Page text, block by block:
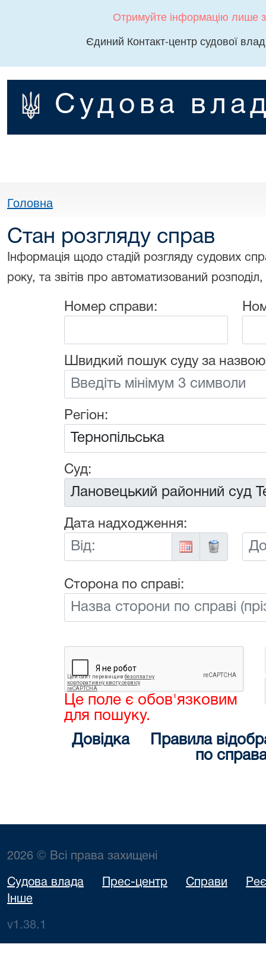
Отримуйте інформацію лише
Єдиний Контакт-центр судової
Судова
Головна
Стан розгляду справ
Інформація щодо стадій розгляду судових
року, та звітів про автоматизований
Номер справи:
Швидкий пошук суду за
Регіон:
Суд:
Дата надходження:
Від:
До:
Сторона по справі:
Це поле є обов'язковим
для пошуку.
Довідка
Правила
по
2026 © Всі права захищені
Судова влада Прес-центр Справи
Інше
v1.38.1